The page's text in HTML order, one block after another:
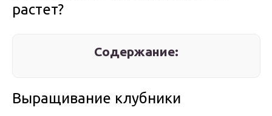
растет?
Содержание:
Выращивание клубники